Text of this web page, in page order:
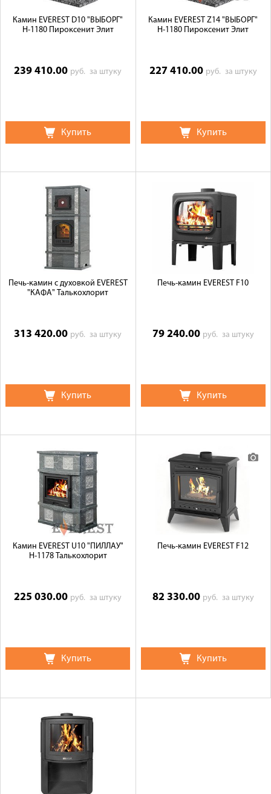
Камин EVEREST D10 "ВЫБОРГ"
Н-1180 Пироксенит Элит
239 410.00 руб.за штуку
Купить
Камин EVEREST Z14 "ВЫБОРГ"
Н-1180 Пироксенит Элит
227 410.00 руб. за штуку
Купить
Печь-камин с духовкой EVEREST
"КАФА" Талькохлорит
313 420.00 руб.за штуку
Купить
Печь-камин EVEREST F10
79 240.00 руб. за штуку
Купить
Камин EVEREST U10 "ПИЛЛАУ"
Н-1178 Талькохлорит
225 030.00 руб.за штуку
Купить
Печь-камин EVEREST F12
82 330.00 руб. за штуку
Купить